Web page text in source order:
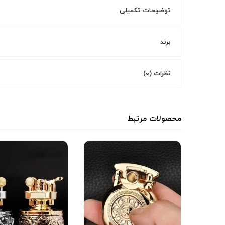
توضیحات تکمیلی
برند
نظرات (0)
محصولات مرتبط